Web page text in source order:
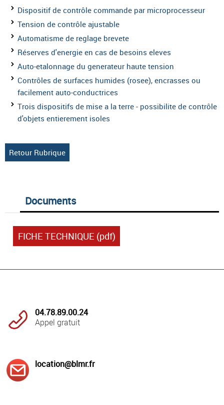
Dispositif de contrôle commande par microprocesseur
Tension de contrôle ajustable
Automatisme de reglage brevete
Réserves d'energie en cas de besoins eleves
Auto-etalonnage du generateur haute tension
Contrôles de surfaces humides (rosee), encrasses ou
facilement auto-conductrices
Trois dispositifs de mise a la terre - possibilite de contrôle
d'objets entierement isoles
Retour Rubrique
Documents
FICHE TECHNIQUE (pdf)
04.78.89.00.24
Appel gratuit
location@blmr.fr